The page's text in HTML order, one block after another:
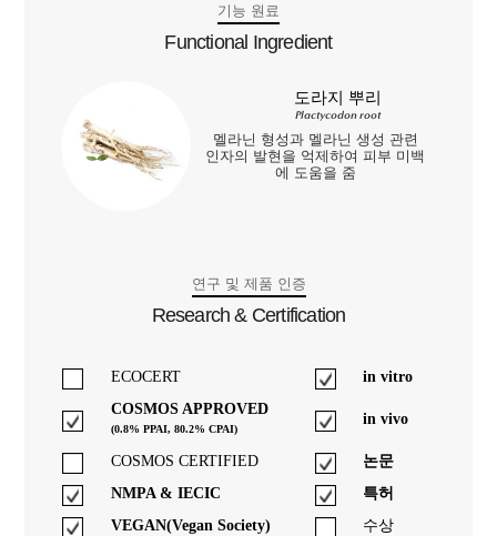
기능 원료
Functional Ingredient
도라지 뿌리
Plactycodon root
멜라닌 형성과 멜라닌 생성 관련
인자의 발현을 억제하여 피부 미백
에 도움을 줌
연구 및 제품 인증
Research & Certification
ECOCERT
in vitro
COSMOS APPROVED
(0.8% PPAI, 80.2% CPAI)
in vivo
COSMOS CERTIFIED
논문
NMPA & IECIC
특허
VEGAN(Vegan Society)
수상